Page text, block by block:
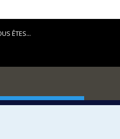
ÊTES...
ET DES SCIENCES